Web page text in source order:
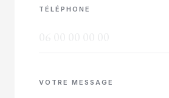
TÉLÉPHONE
VOTRE MESSAGE